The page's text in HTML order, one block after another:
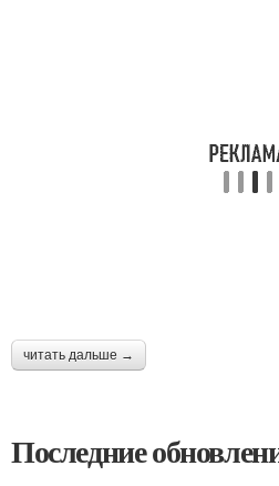
читать дальше →
Последние